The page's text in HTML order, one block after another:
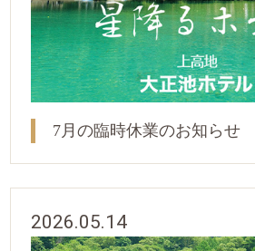
7月の臨時休業のお知らせ
2026.05.14